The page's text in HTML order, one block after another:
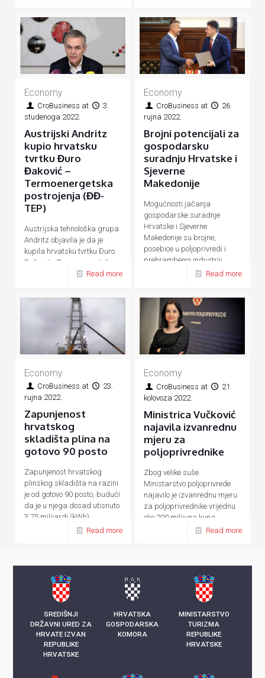
Economy
CroBusiness at
3.
studenoga 2022.
Austrijski Andritz
kupio hrvatsku
tvrtku Đuro
Đaković –
Termoenergetska
postrojenja (ĐĐ-
TEP)
Austrijska tehnološka grupa
Andritz objavila je da je
kupila hrvatsku tvrtku Đuro
Đaković - Termoenergetska
postrojenja (ĐĐ-TEP)Read more
Economy
CroBusiness at
26.
rujna 2022.
Brojni potencijali za
gospodarsku
suradnju Hrvatske i
Sjeverne
Makedonije
Mogućnosti jačanja
gospodarske suradnje
Hrvatske i Sjeverne
Makedonije su brojne,
posebice u poljoprivredi i
prehrambenoj industriji,
energetici, prometu, turizmu
Read more
Economy
CroBusiness at
23.
rujna 2022.
Zapunjenost
hrvatskog
skladišta plina na
gotovo 90 posto
Zapunjenost hrvatskog
plinskog skladišta na razini
je od gotovo 90 posto, budući
da je u njega dosad utisnuto
3,75 milijardi (kWh)
kilowatsati plina
Read more
Economy
CroBusiness at
21.
kolovoza 2022.
Ministrica Vučković
najavila izvanrednu
mjeru za
poljoprivrednike
Zbog velike suše
Ministarstvo poljoprivrede
najavilo je izvanrednu mjeru
za poljoprivrednike vrijednu
oko 200 milijuna kuna
Read more
SREDIŠNJI
DRŽAVNI URED ZA
HRVATE IZVAN
REPUBLIKE
HRVATSKE
HRVATSKA
GOSPODARSKA
KOMORA
MINISTARSTVO
TURIZMA
REPUBLIKE
HRVATSKE